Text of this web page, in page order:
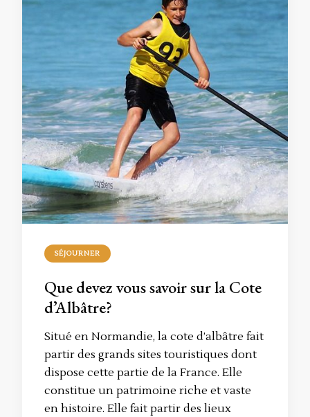
SÉJOURNER
Que devez vous savoir sur la Cote
d’Albâtre?
Situé en Normandie, la cote d’albâtre fait
partir des grands sites touristiques dont
dispose cette partie de la France. Elle
constitue un patrimoine riche et vaste
en histoire. Elle fait partir des lieux